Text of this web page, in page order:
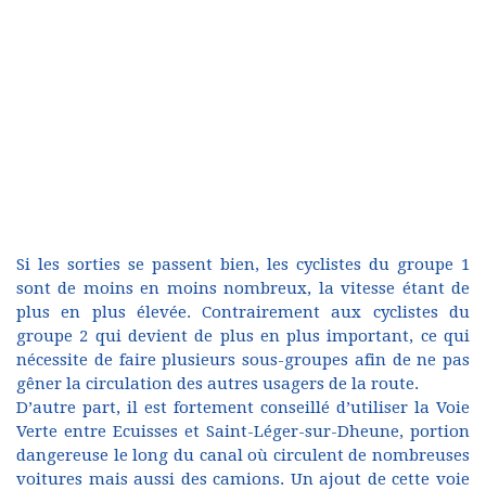
Si les sorties se passent bien, les cyclistes du groupe 1
sont de moins en moins nombreux, la vitesse étant de
plus en plus élevée. Contrairement aux cyclistes du
groupe 2 qui devient de plus en plus important, ce qui
nécessite de faire plusieurs sous-groupes afin de ne pas
gêner la circulation des autres usagers de la route.
D’autre part, il est fortement conseillé d’utiliser la Voie
Verte entre Ecuisses et Saint-Léger-sur-Dheune, portion
dangereuse le long du canal où circulent de nombreuses
voitures mais aussi des camions. Un ajout de cette voie